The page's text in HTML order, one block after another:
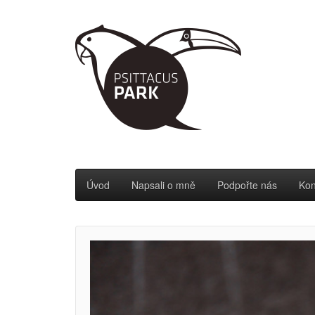
Úvod Napsali o mně Podpořte nás